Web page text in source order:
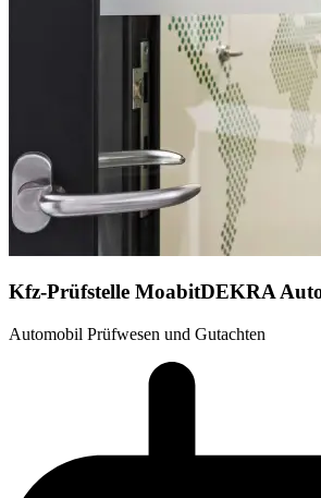
Kfz-Prüfstelle MoabitDEKRA
Automobil Prüfwesen und Gutachten